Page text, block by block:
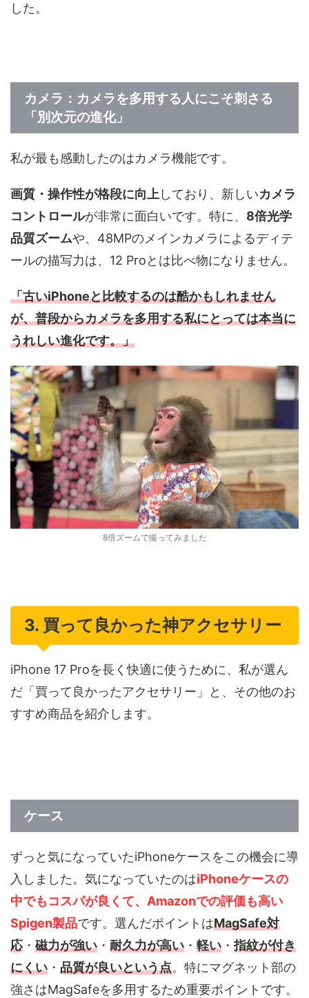
した。
カメラ：カメラを多用する人にこそ刺さる
「別次元の進化」
私が最も感動したのはカメラ機能です。
画質・操作性が格段に向上しており、新しいカメラ
コントロールが非常に面白いです。特に、 8倍光学
品質ズームや、48MPのメインカメラによるディテ
ールの描写力は、12 Proとは比べ物になりません。
「古いiPhoneと比較するのは酷かもしれません
が、普段からカメラを多用する私にとっては本当に
うれしい進化です。」
8倍ズームで撮ってみました
3. 買って良かった神アクセサリー
iPhone 17 Proを長く快適に使うために、私が選ん
だ「買って良かったアクセサリー」と、その他のお
すすめ商品を紹介します。
ケース
ずっと気になっていたiPhoneケースをこの機会に導
入しました。気になっていたのはiPhoneケースの
中でもコスパが良くて、Amazonでの評価も高い
Spigen製品です。選んだポイントはMagSafe対
応・ 磁力が強い ・ 耐久力が高い ・ 軽い ・指紋が付き
にくい ・ 品質が良いという点。特にマグネット部の
強さはMagSafeを多用するため重要ポイントです。